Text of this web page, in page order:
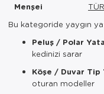
Menşei
Bu kategoride yaygın
Peluş / Polar
kedinizi sarar
Köşe / Duvar Tip
oturan modeller